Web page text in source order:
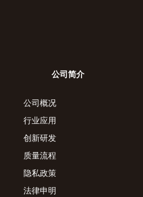
公司简介
公司概况
行业应用
创新研发
质量流程
隐私政策
法律申明